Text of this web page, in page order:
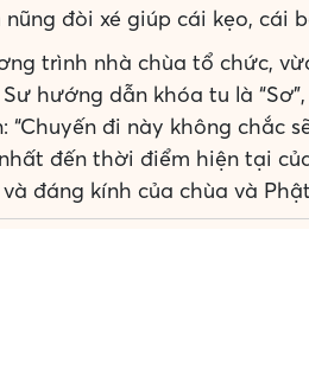
đòi xé giúp cái kẹo, cái
trình nhà chùa tổ chức,
hướng dẫn khóa tu là
“Chuyến đi này không chắc
đến thời điểm hiện tại
đáng kính của chùa và